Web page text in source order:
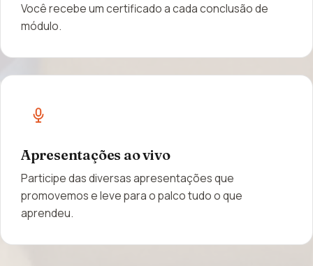
Você recebe um certificado a cada conclusão de
módulo.
Apresentações ao vivo
Participe das diversas apresentações que
promovemos e leve para o palco tudo o que
aprendeu.